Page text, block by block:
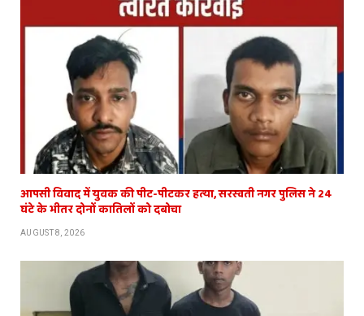
आपसी विवाद में युवक की पीट-पीटकर हत्या, सरस्वती नगर पुलिस ने 24
घंटे के भीतर दोनों कातिलों को दबोचा
AUGUST 8, 2026